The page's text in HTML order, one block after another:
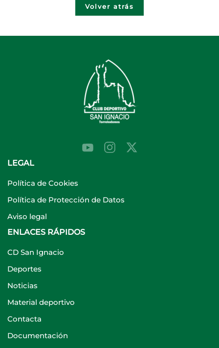
Volver atrás
LEGAL
Política de Cookies
Política de Protección de Datos
Aviso legal
ENLACES RÁPIDOS
CD San Ignacio
Deportes
Noticias
Material deportivo
Contacta
Documentación